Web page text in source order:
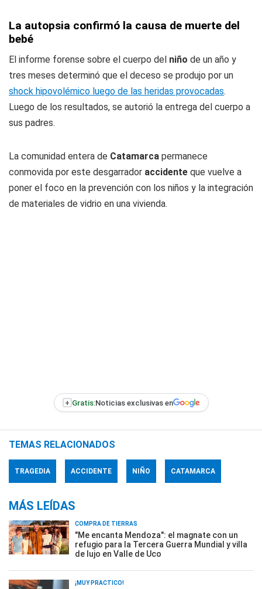
La autopsia confirmó la causa de muerte del
bebé
El informe forense sobre el cuerpo del niño de un año y
tres meses determinó que el deceso se produjo por un
shock hipovolémico luego de las heridas provocadas.
Luego de los resultados, se autorió la entrega del cuerpo a
sus padres.
La comunidad entera de Catamarca permanece
conmovida por este desgarrador accidente que vuelve a
poner el foco en la prevención con los niños y la integración
de materiales de vidrio en una vivienda.
+ Gratis:Noticias exclusivas en
TEMAS RELACIONADOS
TRAGEDIA ACCIDENTE NIÑO CATAMARCA
MÁS LEÍDAS
COMPRA DE TIERRAS
"Me encanta Mendoza": el magnate con un
refugio para la Tercera Guerra Mundial y villa
de lujo en Valle de Uco
¡MUY PRÁCTICO!